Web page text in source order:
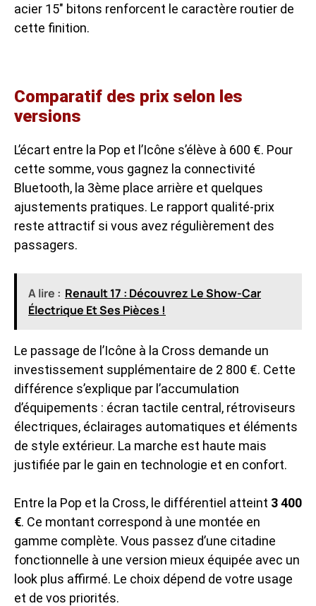
acier 15″ bitons renforcent le caractère routier de
cette finition.
Comparatif des prix selon les
versions
L’écart entre la Pop et l’Icône s’élève à 600 €. Pour
cette somme, vous gagnez la connectivité
Bluetooth, la 3ème place arrière et quelques
ajustements pratiques. Le rapport qualité-prix
reste attractif si vous avez régulièrement des
passagers.
A lire : Renault 17 : Découvrez Le Show-Car
Électrique Et Ses Pièces !
Le passage de l’Icône à la Cross demande un
investissement supplémentaire de 2 800 €. Cette
différence s’explique par l’accumulation
d’équipements : écran tactile central, rétroviseurs
électriques, éclairages automatiques et éléments
de style extérieur. La marche est haute mais
justifiée par le gain en technologie et en confort.
Entre la Pop et la Cross, le différentiel atteint 3 400
€. Ce montant correspond à une montée en
gamme complète. Vous passez d’une citadine
fonctionnelle à une version mieux équipée avec un
look plus affirmé. Le choix dépend de votre usage
et de vos priorités.